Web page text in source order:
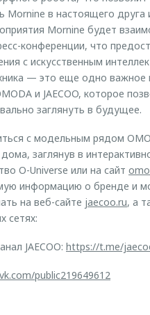
Mornine в настоящего друга
Mornine будет
конференции, что
с искусственным
— это еще одно важное
и JAECOO, которое
заглянуть в будущее.
с модельным рядом
заглянув в
O-Universe или на сайт
информацию о бренде и
на веб-сайте jaecoo.ru, а
сетях:
JAECOO: https://t.me/
public219649612